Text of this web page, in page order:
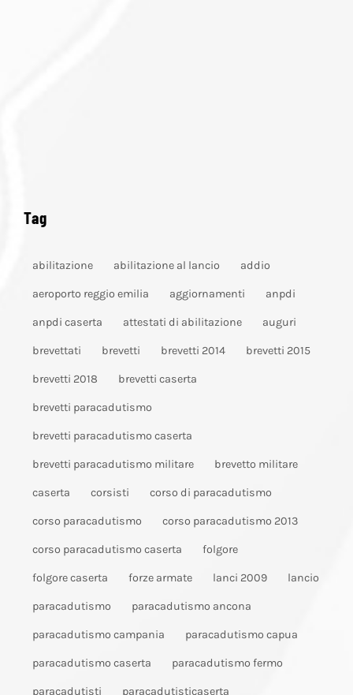
Tag
abilitazione abilitazione al lancio addio
aeroporto reggio emilia aggiornamenti anpdi
anpdi caserta attestati di abilitazione auguri
brevettati brevetti brevetti 2014 brevetti 2015
brevetti 2018 brevetti caserta
brevetti paracadutismo
brevetti paracadutismo caserta
brevetti paracadutismo militare brevetto militare
caserta corsisti corso di paracadutismo
corso paracadutismo corso paracadutismo 2013
corso paracadutismo caserta folgore
folgore caserta forze armate lanci 2009 lancio
paracadutismo paracadutismo ancona
paracadutismo campania paracadutismo capua
paracadutismo caserta paracadutismo fermo
paracadutisti paracadutisticaserta